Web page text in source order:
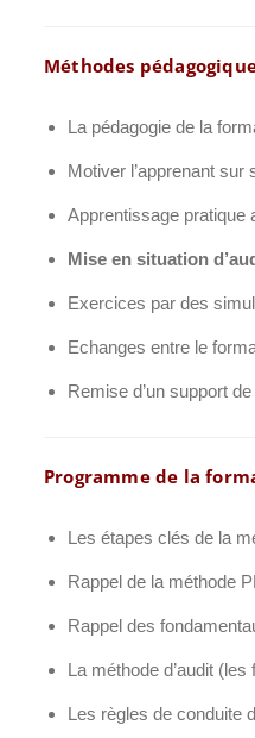
Méthodes
La pédagogie de la
Motiver l’apprenant
Apprentissage pratique
Mise en situation
Exercices par des
Echanges entre le
Remise d’un support
Programme de la
Les étapes clés de la
Rappel de la méthode
Rappel des
La méthode d’audit
Les règles de conduite